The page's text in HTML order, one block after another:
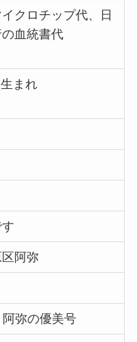
クロチップ代、日
血統書代
まれ
阿弥
弥の優美号